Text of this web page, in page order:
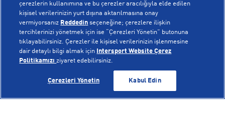
GELİNCE HABER VER
GELİNCE HABER VER
Hakkımızda
Mağazalarımız
Bilgi Toplumu Hizmetleri
Gizlilik Politikası
İşlem Rehberi
Kampanyalar
YARDIM
Sipariş Takibi
İptal & İade
Sıkça Sorulan Sorular
Yetkili Servis Listesi
POPÜLER KOLEKSİYONLAR
Voleybol Milli Takım Formaları
New Balance 408
çerezlerin kullanımına ve bu çerezler aracılığıyla elde edilen
kişisel verilerinizin yurt dışına aktarılmasına onay
vermiyorsanız Reddedin seçeneğine; çerezlere ilişkin
tercihlerinizi yönetmek için ise “Çerezleri Yönetin” butonuna
tıklayabilirsiniz. Çerezler ile kişisel verilerinizin işlenmesine
dair detaylı bilgi almak için
Intersport Website Çerez
Politikamızıziyaret edebilirsiniz.
Çerezleri Yönetin Kabul Edin